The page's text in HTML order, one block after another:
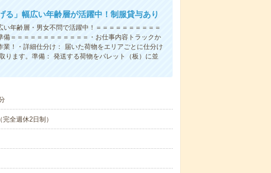
」幅広い年齢層が活躍中！制服貸与あり
年齢層・男女不問で活躍中！＝＝＝＝＝＝＝＝＝＝
＝＝＝＝＝＝＝＝＝＝＝＝・お仕事内容トラックか
！・詳細仕分け： 届いた荷物をエリアごとに仕分け
ります。準備： 発送する荷物をパレット（板）に並
全週休2日制）